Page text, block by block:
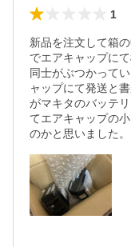
1
新品を注文して箱
でエアキャップに
同士がぶつかって
ャップにて発送と
がマキタのバッテ
てエアキャップの
のかと思いました。